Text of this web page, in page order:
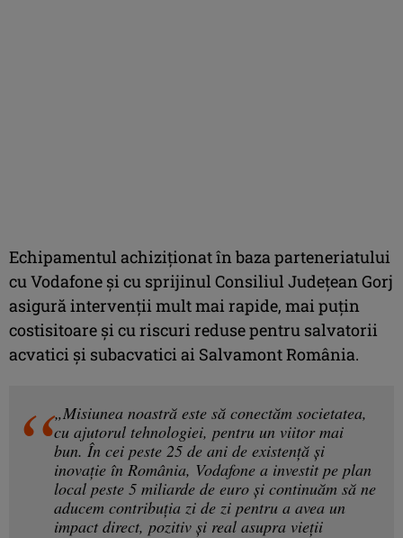
Echipamentul achiziționat în baza parteneriatului
cu Vodafone și cu sprijinul Consiliul Județean Gorj
asigură intervenții mult mai rapide, mai puțin
costisitoare și cu riscuri reduse pentru salvatorii
acvatici și subacvatici ai Salvamont România.
„Misiunea noastră este să conectăm societatea,
cu ajutorul tehnologiei, pentru un viitor mai
bun. În cei peste 25 de ani de existență și
inovație în România, Vodafone a investit pe plan
local peste 5 miliarde de euro și continuăm să ne
aducem contribuția zi de zi pentru a avea un
impact direct, pozitiv și real asupra vieții